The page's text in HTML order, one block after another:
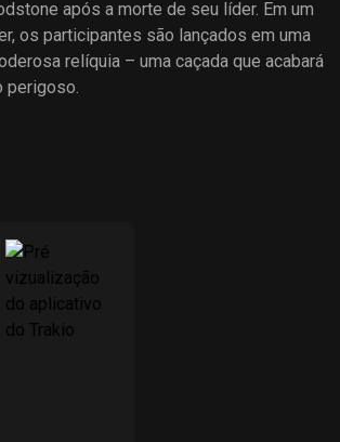
após a morte de seu líder. Em um
os participantes são lançados em uma
relíquia – uma caçada que acabará
perigoso.